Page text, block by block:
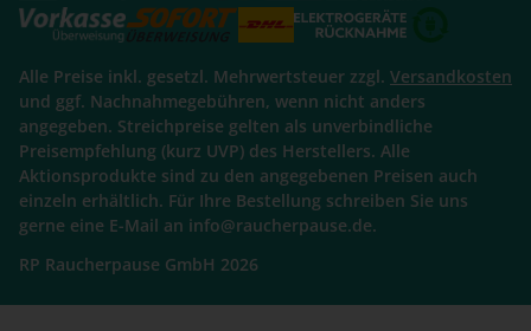
Alle Preise inkl. gesetzl. Mehrwertsteuer zzgl. Versandkosten
und ggf. Nachnahmegebühren, wenn nicht anders
angegeben. Streichpreise gelten als unverbindliche
Preisempfehlung (kurz UVP) des Herstellers. Alle
Aktionsprodukte sind zu den angegebenen Preisen auch
einzeln erhältlich. Für Ihre Bestellung schreiben Sie uns
gerne eine E-Mail an info@raucherpause.de.
RP Raucherpause GmbH 2026